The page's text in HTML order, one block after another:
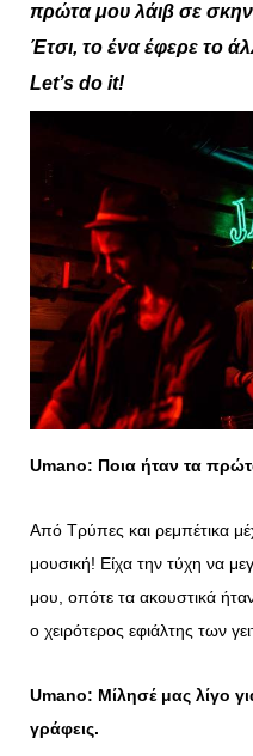
πρώτα μου λάιβ σε
Έτσι, το ένα έφερε το
Let’s do it!
Umano: Ποια ήταν τα
Από Τρύπες και ρεμπέτικα
μουσική! Είχα την τύχη να
μου, οπότε τα ακουστικά
ο χειρότερος εφιάλτης των
Umano: Μίλησέ μας λίγο
γράφεις.